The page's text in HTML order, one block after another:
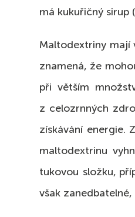
má kukuřičný sirup
Maltodextriny mají
znamená, že
při větším
z celozrnných
získávání energie.
maltodextrinu
tukovou složku,
však